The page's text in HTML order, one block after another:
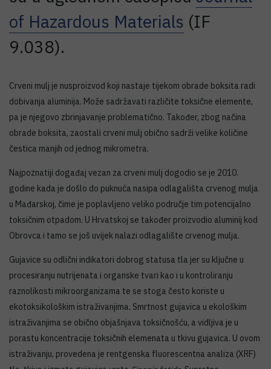
of Hazardous Materials (IF
9.038).
Crveni mulj je nusproizvod koji nastaje tijekom obrade boksita radi
dobivanja aluminija. Može sadržavati različite toksične elemente,
pa je njegovo zbrinjavanje problematično. Također, zbog načina
obrade boksita, zaostali crveni mulj obično sadrži velike količine
čestica manjih od jednog mikrometra.
Najpoznatiji događaj vezan za crveni mulj dogodio se je 2010.
godine kada je došlo do puknuća nasipa odlagališta crvenog mulja
u Mađarskoj, čime je poplavljeno veliko područje tim potencijalno
toksičnim otpadom. U Hrvatskoj se također proizvodio aluminij kod
Obrovca i tamo se još uvijek nalazi odlagalište crvenog mulja.
Gujavice su odlični indikatori dobrog statusa tla jer su ključne u
procesiranju nutrijenata i organske tvari kao i u kontroliranju
raznolikosti mikroorganizama te se stoga često koriste u
ekotoksikološkim istraživanjima. Smrtnost gujavica u ekološkim
istraživanjima se obično objašnjava toksičnošću, a vidljiva je u
porastu koncentracije toksičnih elemenata u tkivu gujavica. U ovom
istraživanju, provedena je rentgenska fluorescentna analiza (XRF)